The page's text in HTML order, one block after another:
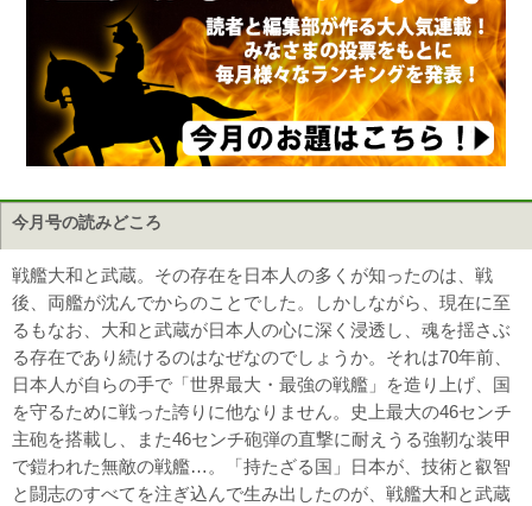
今月号の読みどころ
戦艦大和と武蔵。その存在を日本人の多くが知ったのは、戦
後、両艦が沈んでからのことでした。しかしながら、現在に至
るもなお、大和と武蔵が日本人の心に深く浸透し、魂を揺さぶ
る存在であり続けるのはなぜなのでしょうか。それは70年前、
日本人が自らの手で「世界最大・最強の戦艦」を造り上げ、国
を守るために戦った誇りに他なりません。史上最大の46センチ
主砲を搭載し、また46センチ砲弾の直撃に耐えうる強靭な装甲
で鎧われた無敵の戦艦…。「持たざる国」日本が、技術と叡智
と闘志のすべてを注ぎ込んで生み出したのが、戦艦大和と武蔵